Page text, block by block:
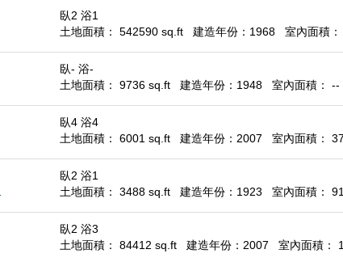
臥2 浴1
土地面積： 542590 sq.ft
建造年份：1968 室內面積
臥- 浴-
土地面積： 9736 sq.ft
建造年份：1948 室內面積： --
臥4 浴4
土地面積： 6001 sq.ft
建造年份：2007 室內面積：
臥2 浴1
土地面積： 3488 sq.ft
建造年份：1923 室內面積：
臥2 浴3
土地面積： 84412 sq.ft
建造年份：2007 室內面積：